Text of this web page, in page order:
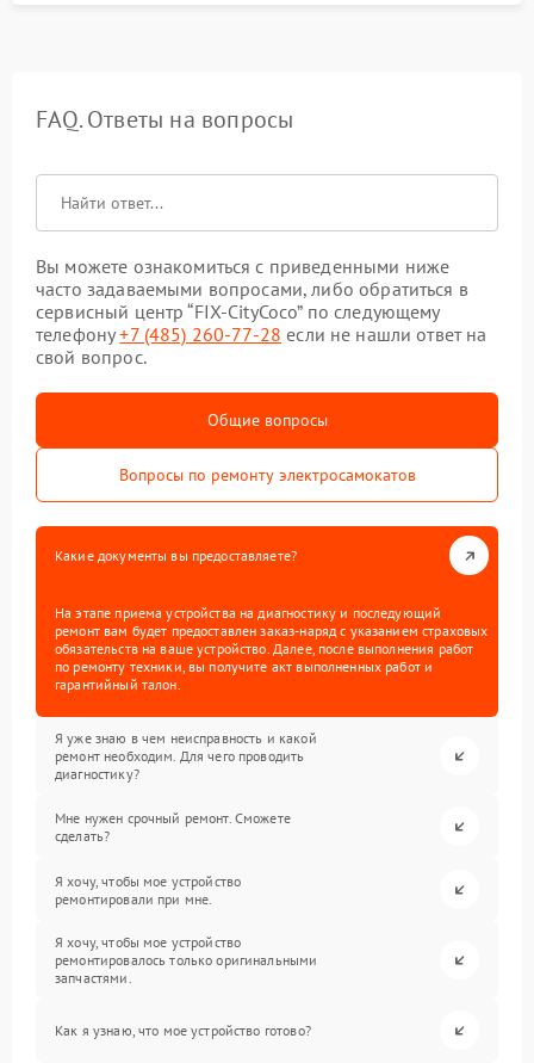
FAQ. Ответы на вопросы
Вы можете ознакомиться с приведенными ниже
часто задаваемыми вопросами, либо обратиться в
сервисный центр “FIX-CityCoco” по следующему
телефону+7 (485) 260-77-28 если не нашли ответ на
свой вопрос.
Общие вопросы
Вопросы по ремонту электросамокатов
Какие документы вы предоставляете?
На этапе приема устройства на диагностику и последующий
ремонт вам будет предоставлен заказ-наряд с указанием страховых
обязательств на ваше устройство. Далее, после выполнения работ
по ремонту техники, вы получите акт выполненных работ и
гарантийный талон.
Я уже знаю в чем неисправность и какой
ремонт необходим. Для чего проводить
диагностику?
Мне нужен срочный ремонт. Сможете
сделать?
Я хочу, чтобы мое устройство
ремонтировали при мне.
Я хочу, чтобы мое устройство
ремонтировалось только оригинальными
запчастями.
Как я узнаю, что мое устройство готово?